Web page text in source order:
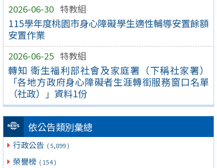
2026-06-30 特教組
115學年度桃園市身心障礙學生適性輔導安置餘額
安置作業
2026-06-25 特教組
轉知 衛生福利部社會及家庭署（下稱社家署）
「各地方政府身心障礙者生涯轉銜服務窗口名單
（社政）」資料1份
依公告類別彙總
行政公告 ( 5,899 )
榮譽榜 ( 154 )